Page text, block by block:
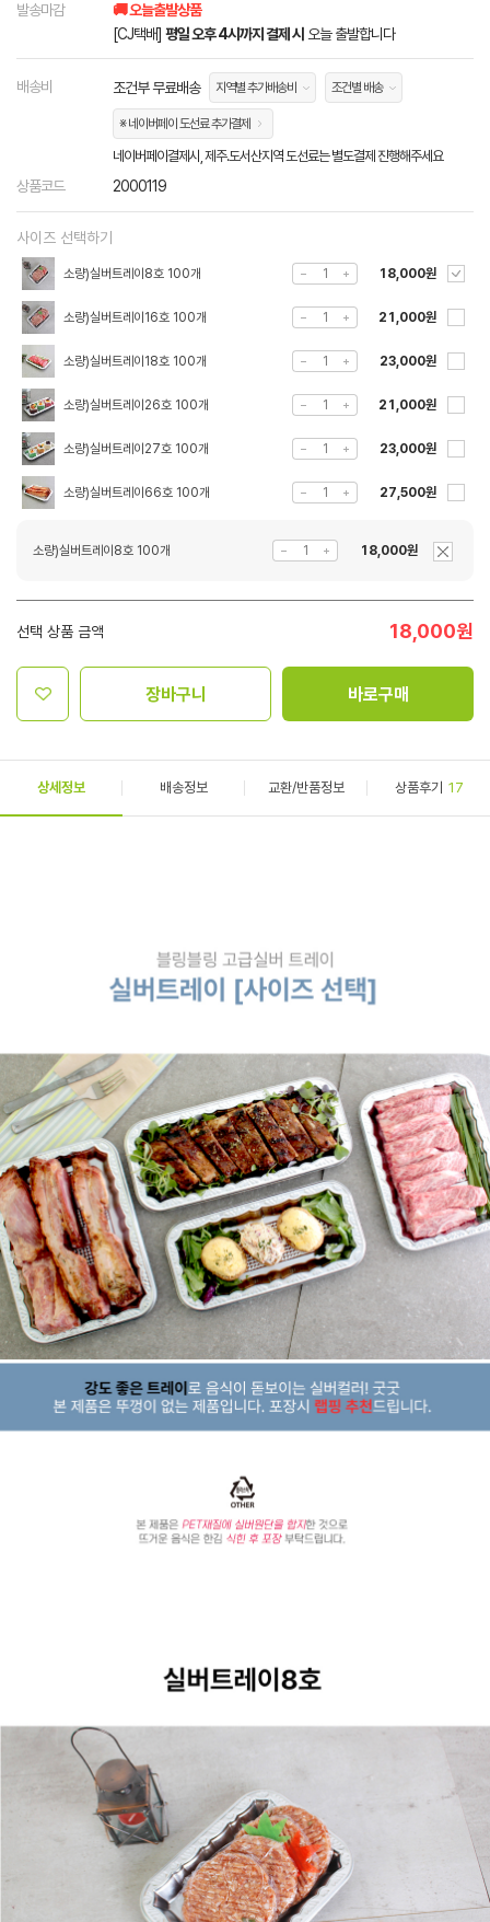
발송마감
🚚 오늘출발상품
[CJ택배] 평일 오후 4시까지 결제 시 오늘 출발합니다
배송비 조건부 무료배송 지역별 추가배송비 조건별 배송
※ 네이버페이 도선료 추가결제
네이버페이결제시, 제주.도서산지역 도선료는 별도결제 진행해주세요
상품코드 2000119
사이즈 선택하기
소량)실버트레이8호 100개 18,000원
소량)실버트레이16호 100개 21,000원
소량)실버트레이18호 100개 23,000원
소량)실버트레이26호 100개 21,000원
소량)실버트레이27호 100개 23,000원
소량)실버트레이66호 100개 27,500원
소량)실버트레이8호 100개 18,000원
선택 상품 금액 18,000원
장바구니 바로구매
상세정보 배송정보 교환/반품정보 상품후기 17